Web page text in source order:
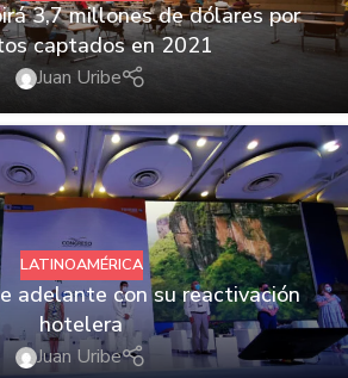
3,7 millones de dólares por
captados en 2021
Juan Uribe
LATINOAMÉRICA
adelante con su reactivación
hotelera
Juan Uribe